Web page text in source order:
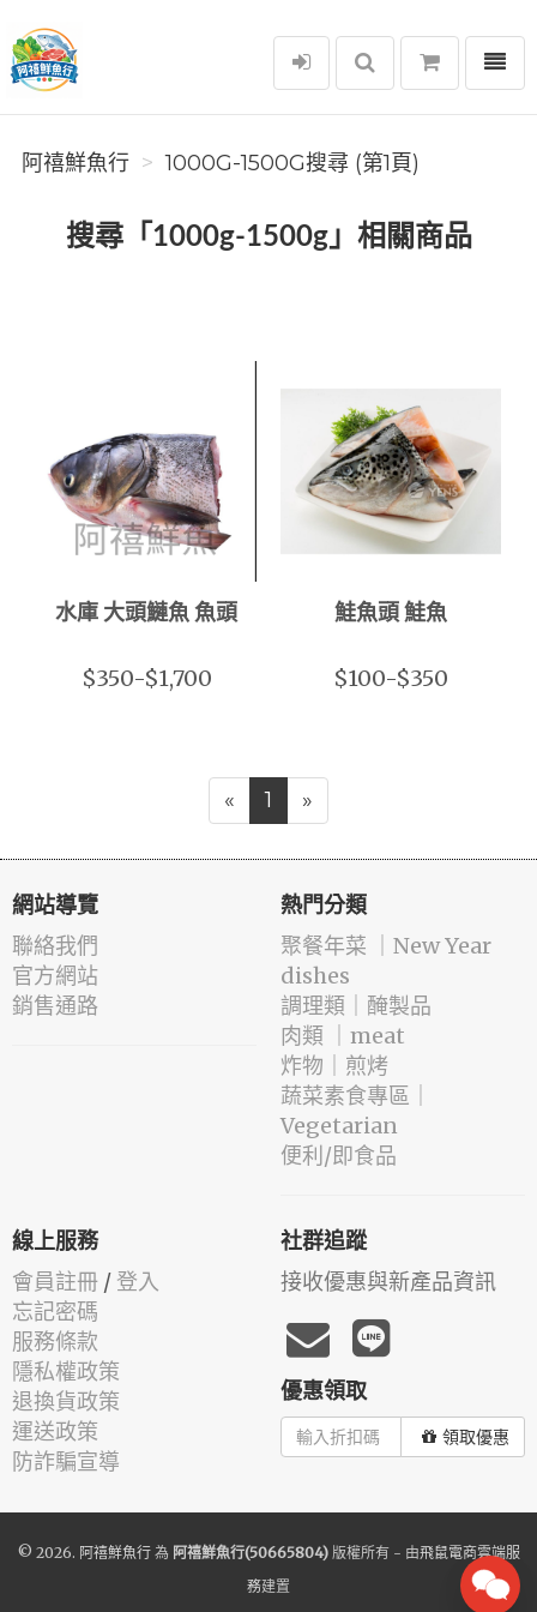
阿禧鮮魚行
選單
阿禧鮮魚行 1000G-1500G搜尋 (第1頁)
搜尋「1000g-1500g」相關商品
水庫 大頭鰱魚 魚頭
$350-$1,700
鮭魚頭 鮭魚
$100-$350
« 1 »
網站導覽
聯絡我們
官方網站
銷售通路
熱門分類
️聚餐年菜 ｜New Year
dishes
️調理類｜醃製品
肉類 ｜meat
️炸物｜煎烤
蔬菜素食專區｜
Vegetarian
便利/即食品
線上服務
會員註冊 / 登入
忘記密碼
服務條款
隱私權政策
退換貨政策
運送政策
防詐騙宣導
社群追蹤
接收優惠與新產品資訊
優惠領取
領取優惠
© 2026. 阿禧鮮魚行為 阿禧鮮魚行(50665804)版權所有 - 由飛鼠電商雲端服
務建置